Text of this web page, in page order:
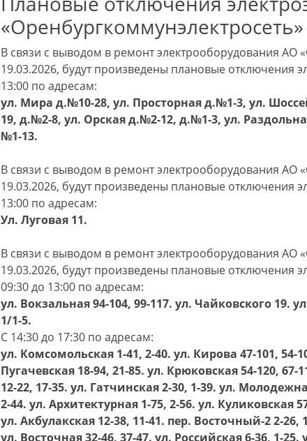
В связи с выводом в ремонт электрооборудования АО
19.03.2026, будут произведены плановые отключения
13:00 по адресам:
ул. Мира д.№10-28, ул. Просторная д.№1-3, ул.
19, д.№2-8, ул. Орская д.№2-12, д.№1-3, ул.
№1-13.
В связи с выводом в ремонт электрооборудования АО
19.03.2026, будут произведены плановые отключения
13:00 по адресам:
Ул. Луговая 11.
В связи с выводом в ремонт электрооборудования АО
19.03.2026, будут произведены плановые отключения
09:30 до 13:00 по адресам:
ул. Вокзальная 94-104, 99-117. ул. Чайковского 19.
1/1-5.
С 14:30 до 17:30 по адресам:
ул. Комсомольская 1-41, 2-40. ул. Кирова 47-101, 54-
Пугачевская 18-94, 21-85. ул. Крюковская 54-120,
12-22, 17-35. ул. Гатчинская 2-30, 1-39. ул.
2-44. ул. Архитектурная 1-75, 2-56. ул. Куликовская
ул. Акбулакская 12-38, 11-41. пер. Восточный-2 2-26,
ул. Восточная 32-46, 37-47. ул. Российская 6-36, 1-